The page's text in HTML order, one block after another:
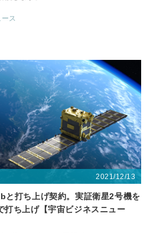
ス
2021/12/13
打ち上げ契約。実証衛星2号機を
ち上げ【宇宙ビジネスニュー